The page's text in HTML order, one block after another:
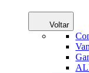
Voltar